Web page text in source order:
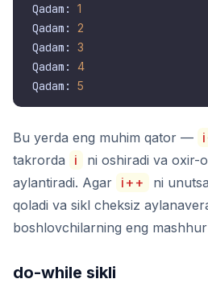
Qadam: 1
Qadam: 2
Qadam: 3
Qadam: 4
Qadam: 5
Bu yerda eng muhim qator —
takrorda
i
ni oshiradi va oxir-
aylantiradi. Agar i++
ni
qoladi va sikl cheksiz
boshlovchilarning eng
do-while sikli